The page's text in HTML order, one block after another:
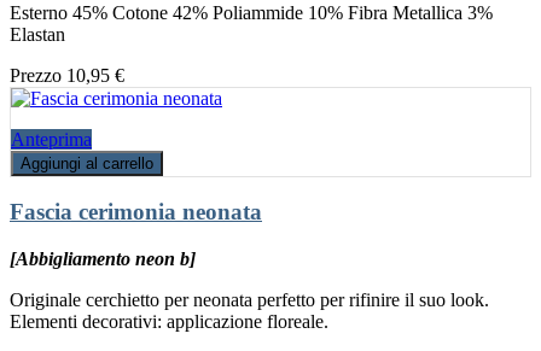
Esterno 45% Cotone 42% Poliammide 10% Fibra Metallica 3%
Elastan
Prezzo 10,95 €
Anteprima
Aggiungi al carrello
Fascia cerimonia neonata
[Abbigliamento neon b]
Originale cerchietto per neonata perfetto per rifinire il suo look.
Elementi decorativi: applicazione floreale.